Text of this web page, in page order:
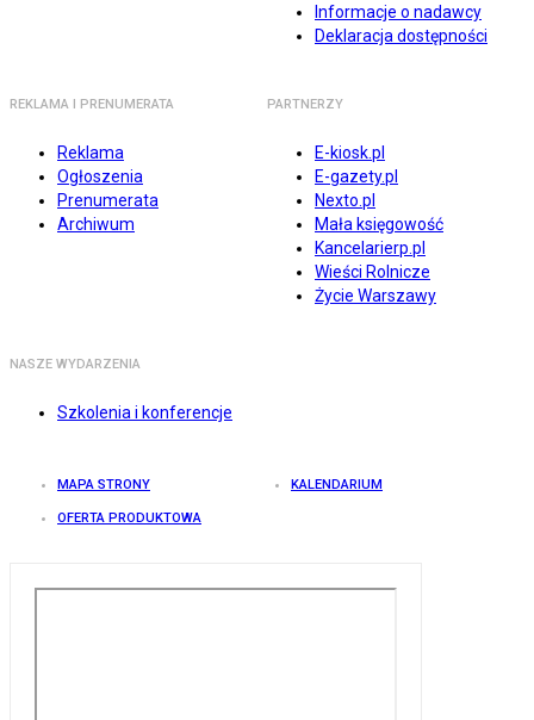
Informacje o nadawcy
Deklaracja dostępności
REKLAMA I PRENUMERATA
Reklama
Ogłoszenia
Prenumerata
Archiwum
PARTNERZY
E-kiosk.pl
E-gazety.pl
Nexto.pl
Mała księgowość
Kancelarierp.pl
Wieści Rolnicze
Życie Warszawy
NASZE WYDARZENIA
Szkolenia i konferencje
MAPA STRONY KALENDARIUM
OFERTA PRODUKTOWA